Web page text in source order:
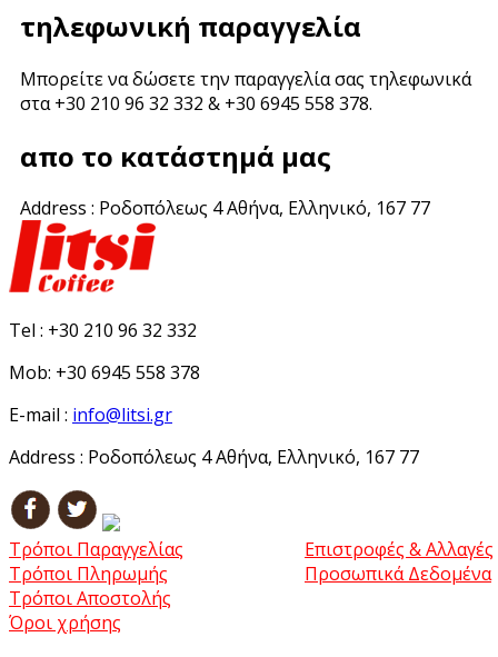
τηλεφωνική παραγγελία
Μπορείτε να δώσετε την παραγγελία σας τηλεφωνικά
στα +30 210 96 32 332 & +30 6945 558 378.
απο το κατάστημά μας
Address : Ροδοπόλεως 4 Αθήνα, Ελληνικό, 167 77
Tel : +30 210 96 32 332
Mob: +30 6945 558 378
E-mail : info@litsi.gr
Address : Ροδοπόλεως 4 Αθήνα, Ελληνικό, 167 77
Τρόποι Παραγγελίας
Τρόποι Πληρωμής
Τρόποι Αποστολής
Όροι χρήσης
Επιστροφές & Αλλαγές
Προσωπικά Δεδομένα